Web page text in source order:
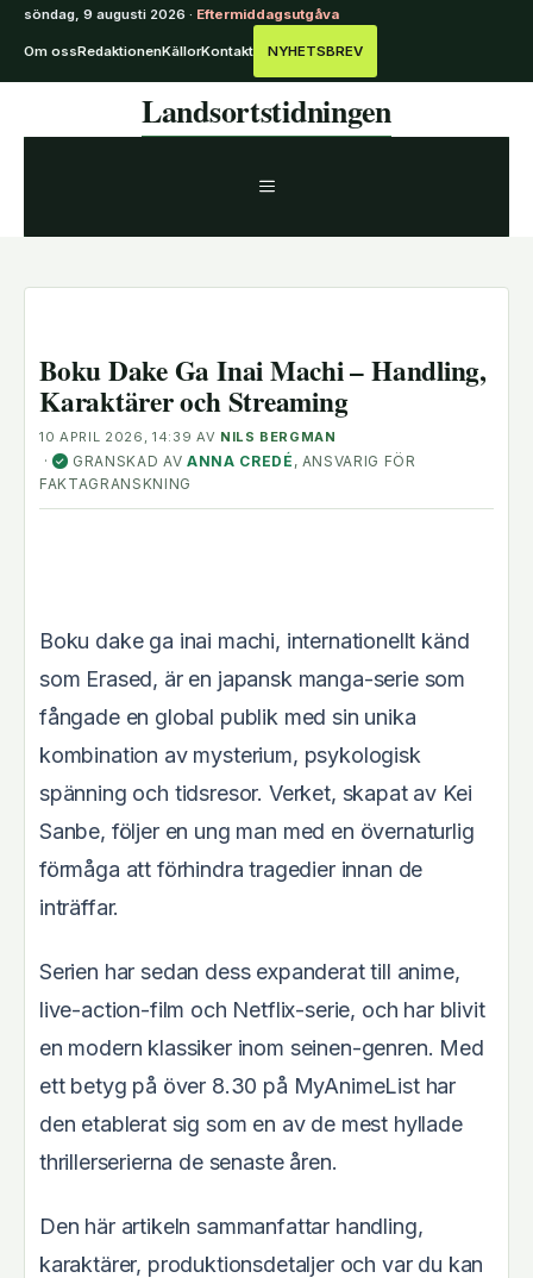
söndag, 9 augusti 2026 · Eftermiddagsutgåva
Om ossRedaktionenKällorKontakt NYHETSBREV
Landsortstidningen
MENY
Boku Dake Ga Inai Machi – Handling,
Karaktärer och Streaming
10 APRIL 2026, 14:39 AV NILS BERGMAN
· ✓ GRANSKAD AV ANNA CREDÉ , ANSVARIG FÖR
FAKTAGRANSKNING
Boku dake ga inai machi, internationellt känd
som Erased, är en japansk manga-serie som
fångade en global publik med sin unika
kombination av mysterium, psykologisk
spänning och tidsresor. Verket, skapat av Kei
Sanbe, följer en ung man med en övernaturlig
förmåga att förhindra tragedier innan de
inträffar.
Serien har sedan dess expanderat till anime,
live-action-film och Netflix-serie, och har blivit
en modern klassiker inom seinen-genren. Med
ett betyg på över 8.30 på MyAnimeList har
den etablerat sig som en av de mest hyllade
thrillerserierna de senaste åren.
Den här artikeln sammanfattar handling,
karaktärer, produktionsdetaljer och var du kan